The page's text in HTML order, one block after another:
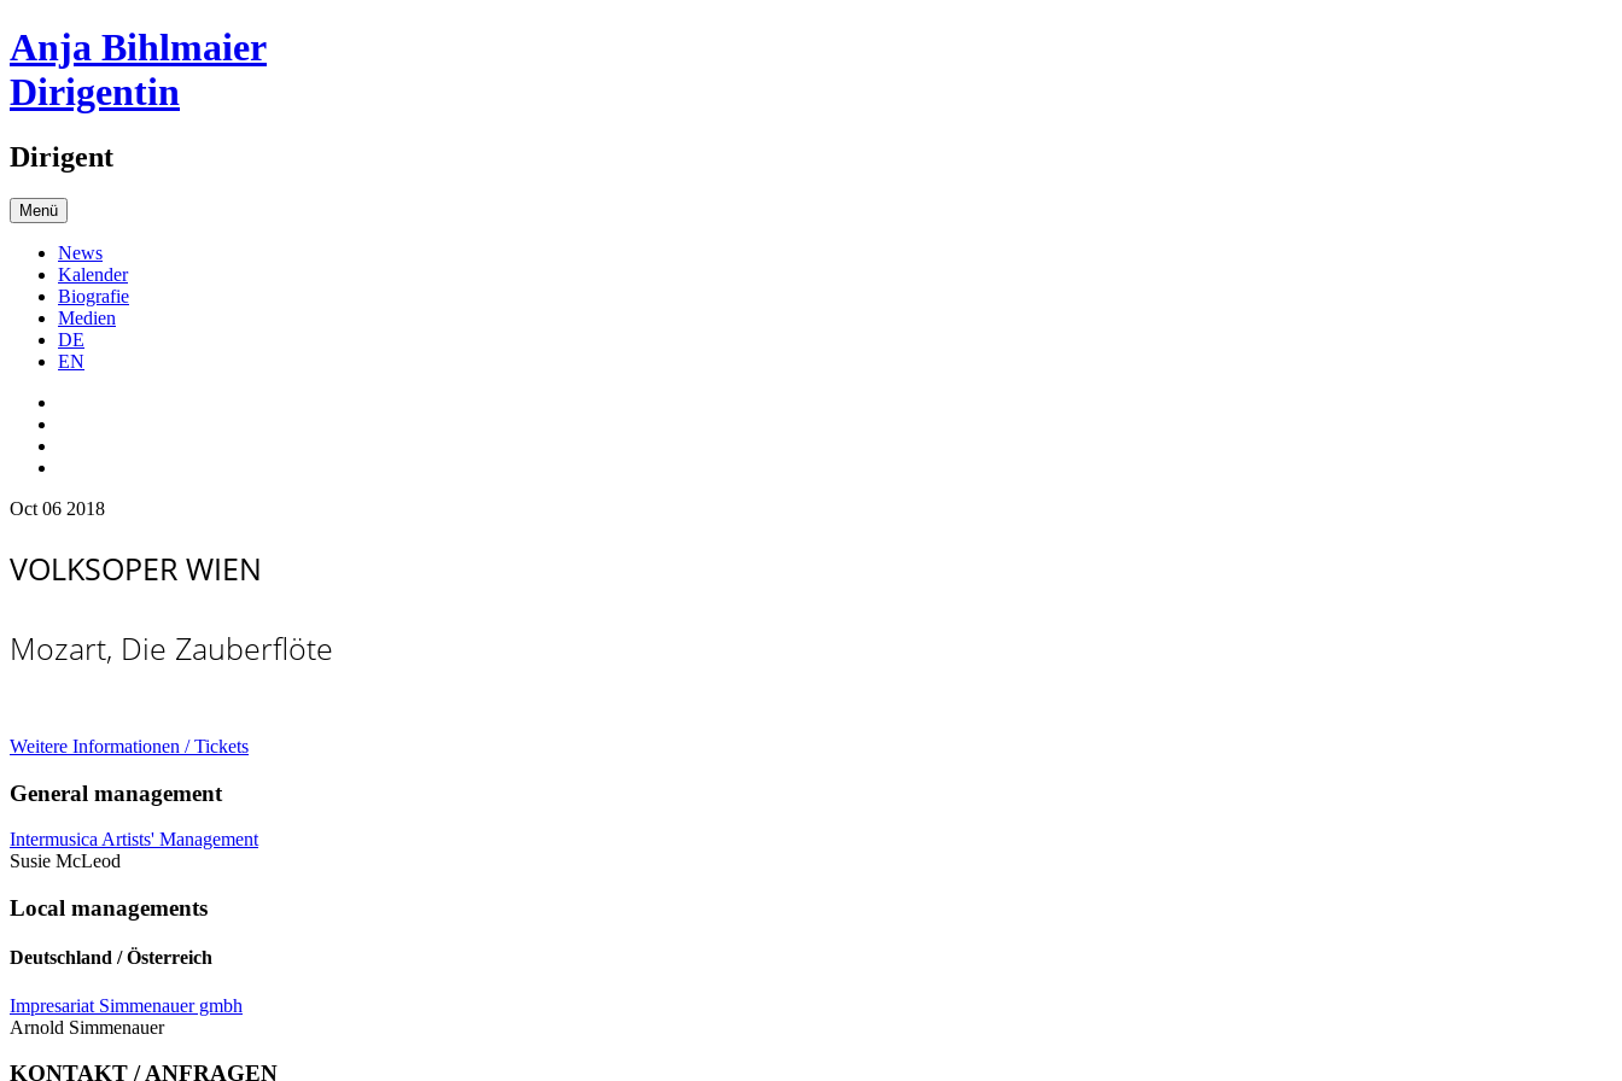
Anja Bihlmaier
Dirigentin
Dirigent
Menü
News
Kalender
Biografie
Medien
DE
EN
Oct 06 2018
VOLKSOPER WIEN
Mozart, Die Zauberflöte
Weitere Informationen / Tickets
General management
Intermusica Artists' Management
Susie McLeod
Local managements
Deutschland / Österreich
Impresariat Simmenauer gmbh
Arnold Simmenauer
KONTAKT / ANFRAGEN